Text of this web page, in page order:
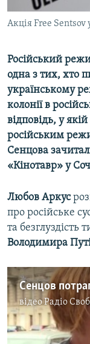
РУС
КТАТ
ДОЛУЧАЙСЯ!
Усі сайти RFE/
Акція Free Sentsov
Російський
одна з тих, хто
українському
колонії в
відповідь, у
російським
Сенцова
«Кінотавр» у
Любов Аркус
про російське
та безглуздість
Володимира
відеоРадіо
No